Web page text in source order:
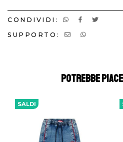
CONDIVIDI:
SUPPORTO:
POTREBBE
SALDI